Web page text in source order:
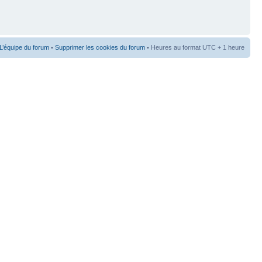
L’équipe du forum • Supprimer les cookies du forum • Heures au format UTC + 1 heure